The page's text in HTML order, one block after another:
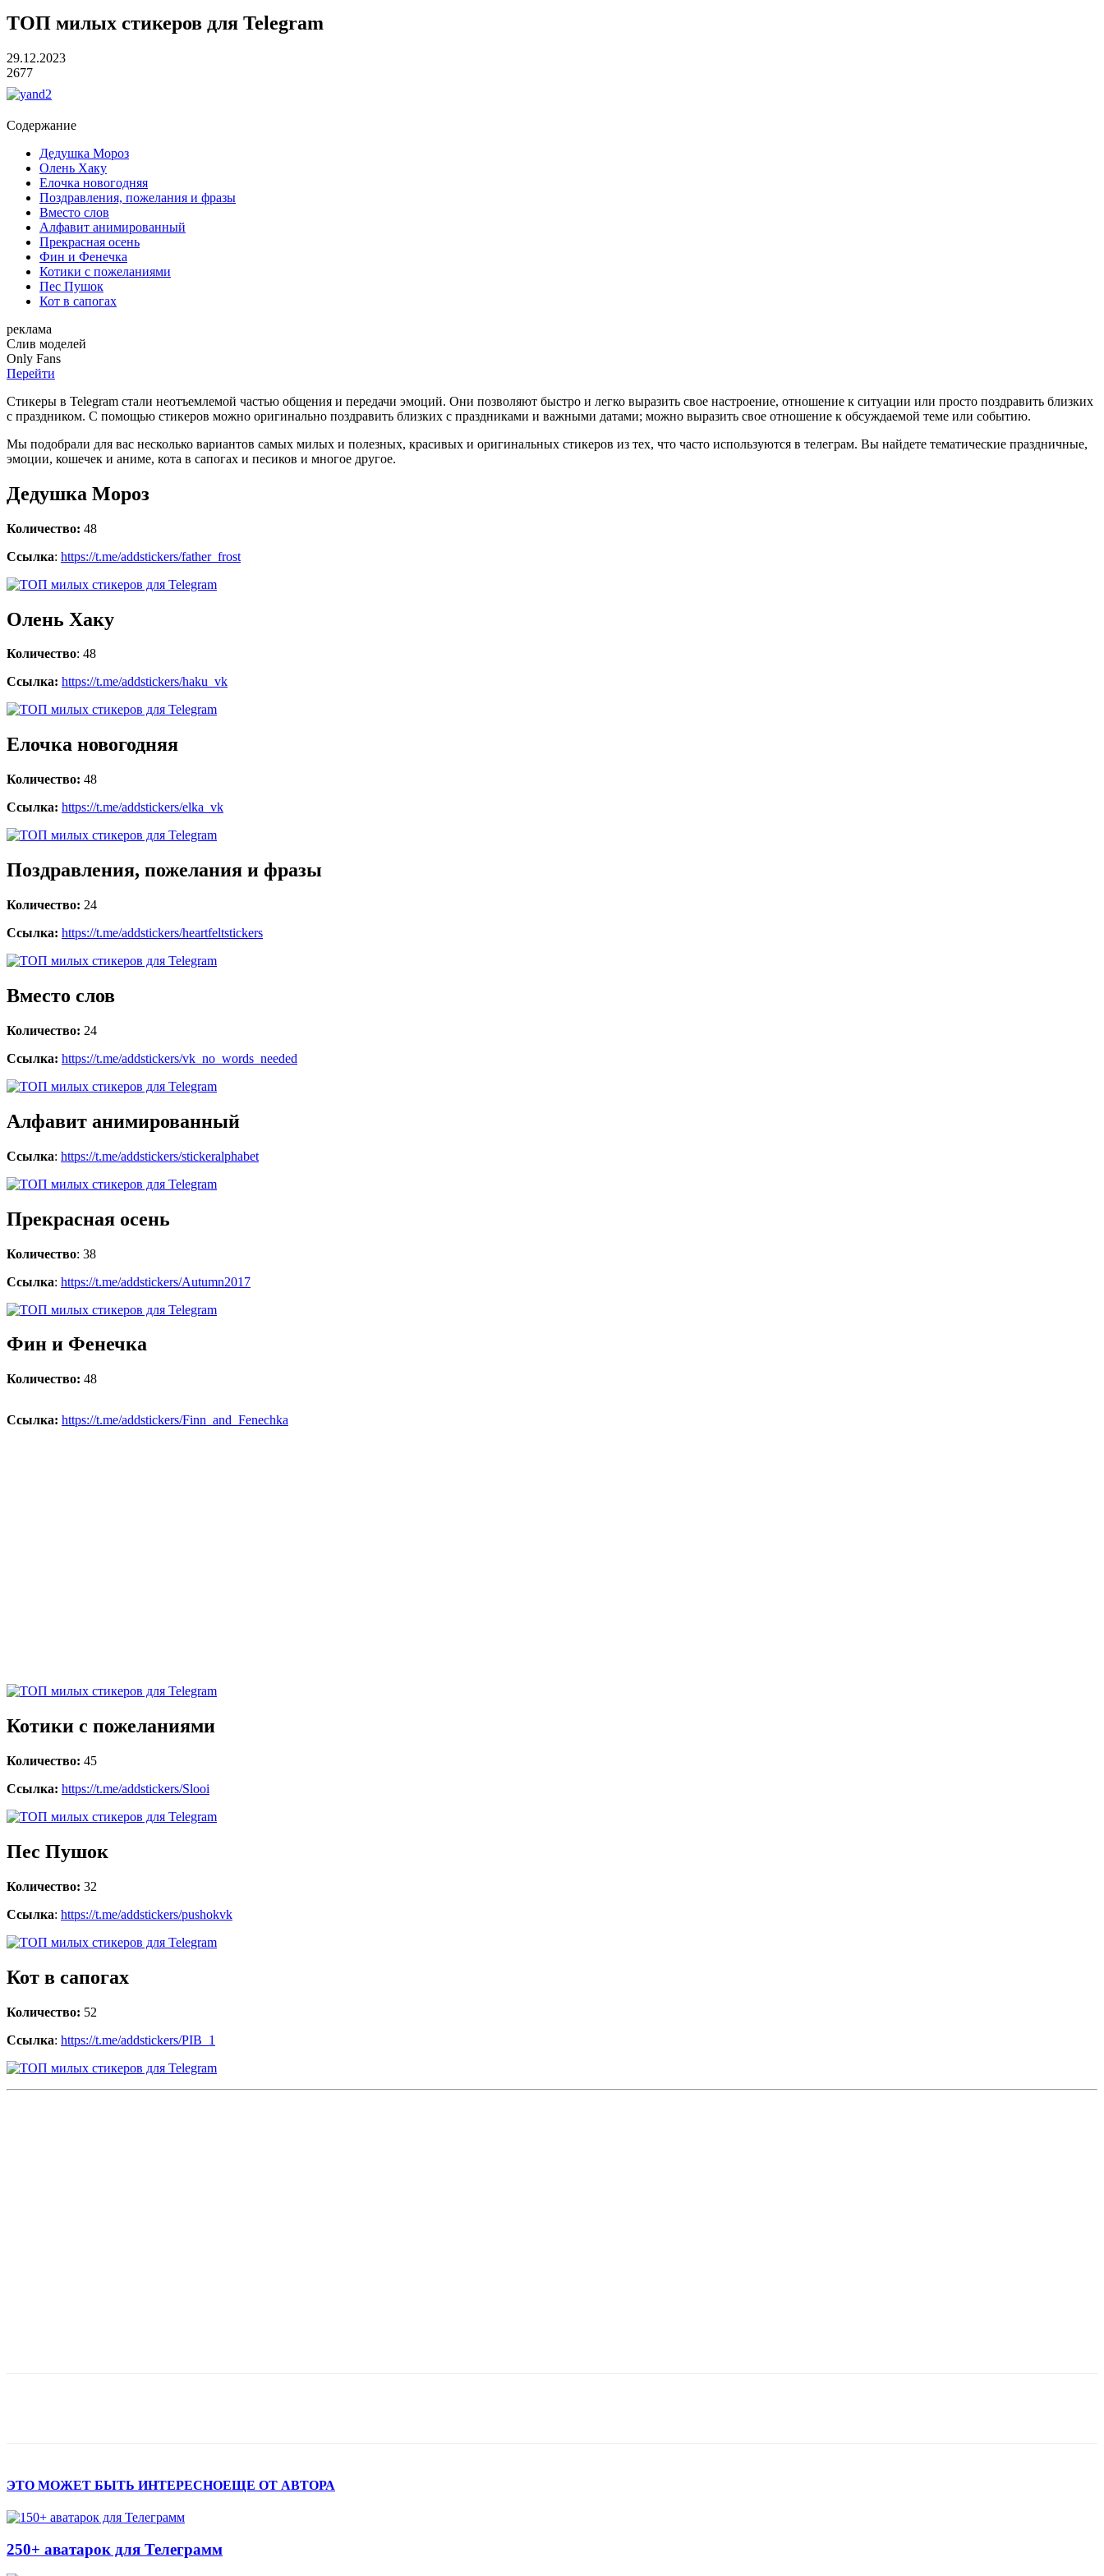
ТОП милых стикеров для Telegram
29.12.2023
2677
Содержание
Дедушка Мороз
Олень Хаку
Елочка новогодняя
Поздравления, пожелания и фразы
Вместо слов
Алфавит анимированный
Прекрасная осень
Фин и Фенечка
Котики с пожеланиями
Пес Пушок
Кот в сапогах
реклама
Слив моделей
Only Fans
Перейти
Стикеры в Telegram стали неотъемлемой частью общения и передачи эмоций. Они позволяют быстро и легко выразить свое настроение, отношение к ситуации или просто поздравить близких
с праздником. С помощью стикеров можно оригинально поздравить близких с праздниками и важными датами; можно выразить свое отношение к обсуждаемой теме или событию.
Мы подобрали для вас несколько вариантов самых милых и полезных, красивых и оригинальных стикеров из тех, что часто используются в телеграм. Вы найдете тематические праздничные,
эмоции, кошечек и аниме, кота в сапогах и песиков и многое другое.
Дедушка Мороз
Количество: 48
Ссылка: https://t.me/addstickers/father_frost
Олень Хаку
Количество: 48
Ссылка: https://t.me/addstickers/haku_vk
Елочка новогодняя
Количество: 48
Ссылка: https://t.me/addstickers/elka_vk
Поздравления, пожелания и фразы
Количество: 24
Ссылка: https://t.me/addstickers/heartfeltstickers
Вместо слов
Количество: 24
Ссылка: https://t.me/addstickers/vk_no_words_needed
Алфавит анимированный
Ссылка: https://t.me/addstickers/stickeralphabet
Прекрасная осень
Количество: 38
Ссылка: https://t.me/addstickers/Autumn2017
Фин и Фенечка
Количество: 48
Ссылка: https://t.me/addstickers/Finn_and_Fenechka
Котики с пожеланиями
Количество: 45
Ссылка: https://t.me/addstickers/Slooi
Пес Пушок
Количество: 32
Ссылка: https://t.me/addstickers/pushokvk
Кот в сапогах
Количество: 52
Ссылка: https://t.me/addstickers/PIB_1
ЭТО МОЖЕТ БЫТЬ ИНТЕРЕСНОЕЩЕ ОТ АВТОРА
250+ аватарок для Телеграмм